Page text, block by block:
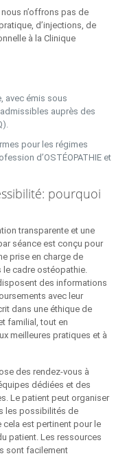
n’offrons pas de
d’injections, de
à la Clinique
avec émis sous
auprès des
pour les régimes
d’OSTÉOPATHIE et
pourquoi
transparente et une
séance est conçu pour
prise en charge de
cadre ostéopathie.
des informations
avec leur
dans une éthique de
familial, tout en
meilleures pratiques et à
des rendez‑vous à
dédiées et des
Le patient peut organiser
les possibilités de
est pertinent pour le
patient. Les ressources
sont facilement